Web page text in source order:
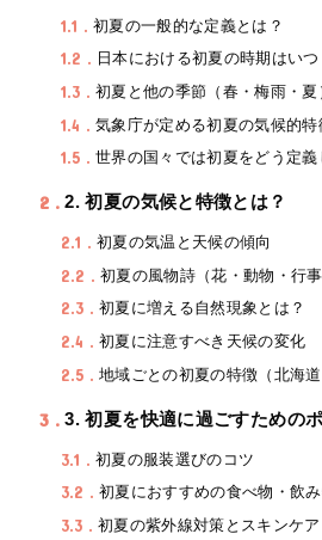
1.1 初夏の一般的な定義とは？
1.2 日本における初夏の時期はいつ
1.3 初夏と他の季節（春・梅雨・
1.4 気象庁が定める初夏の気候的特
1.5 世界の国々では初夏をどう定義
2 2. 初夏の気候と特徴とは？
2.1 初夏の気温と天候の傾向
2.2 初夏の風物詩（花・動物・行事
2.3 初夏に増える自然現象とは？
2.4 初夏に注意すべき天候の変化
2.5 地域ごとの初夏の特徴（北海
3 3. 初夏を快適に過ごすための
3.1 初夏の服装選びのコツ
3.2 初夏におすすめの食べ物・飲
3.3 初夏の紫外線対策とスキンケア